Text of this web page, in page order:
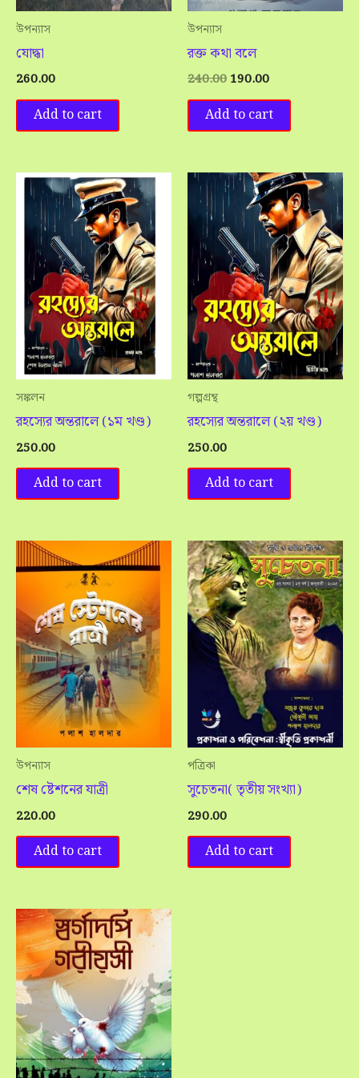
উপন্যাস
যোদ্ধা
260.00
Add to cart
উপন্যাস
রক্ত কথা বলে
240.00 190.00
Add to cart
সঙ্কলন
রহস্যের অন্তরালে (১ম খণ্ড)
250.00
Add to cart
গল্পগ্রন্থ
রহস্যের অন্তরালে (২য় খণ্ড)
250.00
Add to cart
উপন্যাস
শেষ ষ্টেশনের যাত্রী
220.00
Add to cart
পত্রিকা
সুচেতনা( তৃতীয় সংখ্যা)
290.00
Add to cart